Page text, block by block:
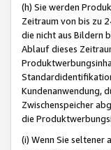
(h) Sie werden
Zeitraum von bis zu
die nicht aus Bildern
Ablauf dieses
Kundenanwendung,
Zwischenspeicher
die
(i) Wenn Sie seltener